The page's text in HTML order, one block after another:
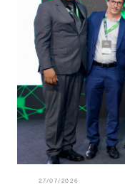
27/07/2026